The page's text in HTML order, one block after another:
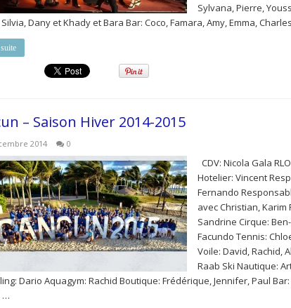
Sylvana, Pierre,
Dany et Khady et Bara Bar: Coco, Famara, Amy, Emma,
– Saison Hiver 2014-2015
2014 0
CDV: Nicola Gala
Hotelier: Vincent
Fernando
avec Christian, Karim
Sandrine Cirque:
Facundo Tennis:
Voile: David, Rachid,
Raab Ski Nautique:
Dario Aquagym: Rachid Boutique: Frédérique, Jennifer, Paul
…